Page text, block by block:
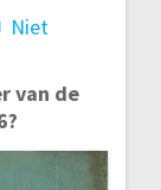
Niet
van de